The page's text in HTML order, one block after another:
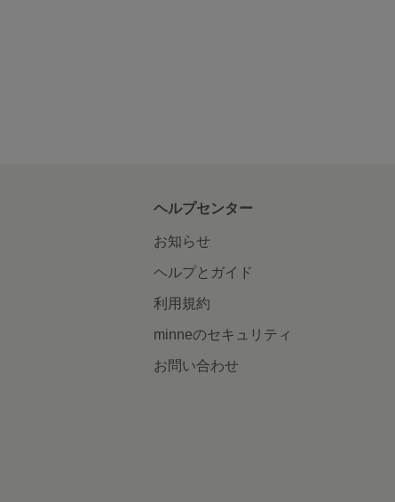
ヘルプセンター
お知らせ
ヘルプとガイド
利用規約
minneのセキュリティ
お問い合わせ